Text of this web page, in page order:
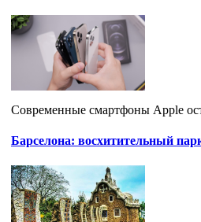
Современные смартфоны Apple
Барселона: восхитительный